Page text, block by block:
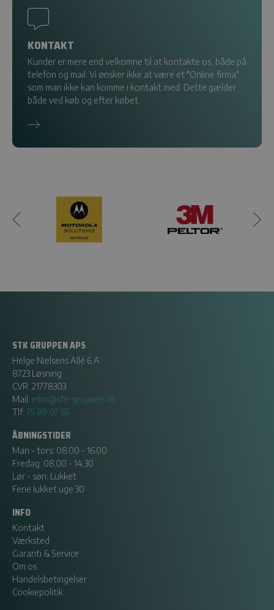
KONTAKT
Kunder er mere end velkomne til at kontakte os, både på
telefon og mail. Vi ønsker ikke at være et "Online firma"
som man ikke kan komme i kontakt med. Dette gælder
både ved køb og efter købet.
STK GRUPPEN APS
Helge Nielsens Allé 6 A
8723 Løsning
CVR: 21778303
Mail: mbn@stk-gruppen.dk
Tlf: 75 89 07 55
ÅBNINGSTIDER
Man - tors: 08.00 - 16.00
Fredag: 08.00 - 14.30
Lør - søn: Lukket
Ferie lukket uge 30
INFO
Kontakt
Værksted
Garanti & Service
Om os
Handelsbetingelser
Cookiepolitik